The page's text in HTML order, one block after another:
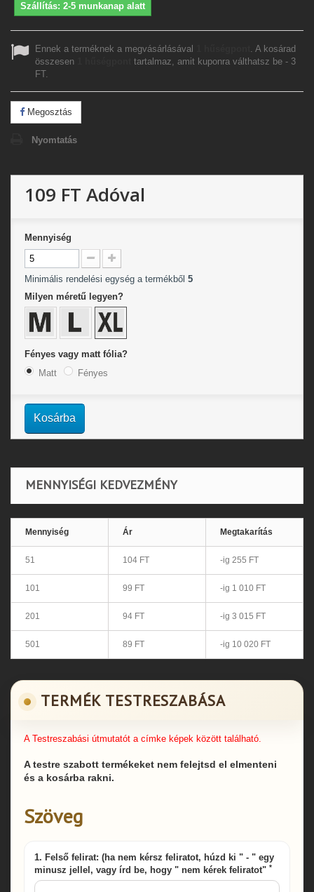
Szállítás: 2-5 munkanap alatt
Ennek a terméknek a megvásárlásával
. A kosárad
összesen
tartalmaz, amit kuponra válthatsz be - 3
FT.
Megosztás
Nyomtatás
109 FT Adóval
Mennyiség
Minimális rendelési egység a termékből 5
Milyen méretű legyen?
Fényes vagy matt fólia?
Matt
Fényes
Kosárba
MENNYISÉGI KEDVEZMÉNY
Mennyiség Ár Megtakarítás
51 104 FT -ig 255 FT
101 99 FT -ig 1 010 FT
201 94 FT -ig 3 015 FT
501 89 FT -ig 10 020 FT
TERMÉK TESTRESZABÁSA
A Testreszabási útmutatót a címke képek között található.
A testre szabott termékeket nem felejtsd el elmenteni
és a kosárba rakni.
Szöveg
1. Felső felirat: (ha nem kérsz feliratot, húzd ki " - " egy
minusz jellel, vagy írd be, hogy " nem kérek feliratot" *